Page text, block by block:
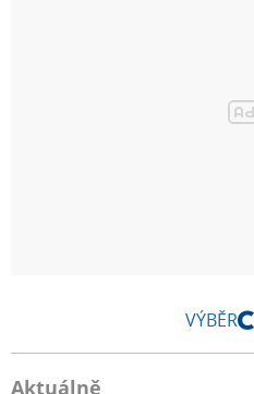
VÝBĚR
Aktuálně